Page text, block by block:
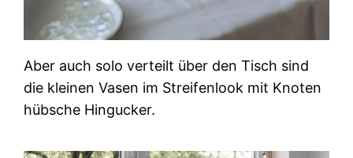
Aber auch solo verteilt über den Tisch sind
die kleinen Vasen im Streifenlook mit Knoten
hübsche Hingucker.